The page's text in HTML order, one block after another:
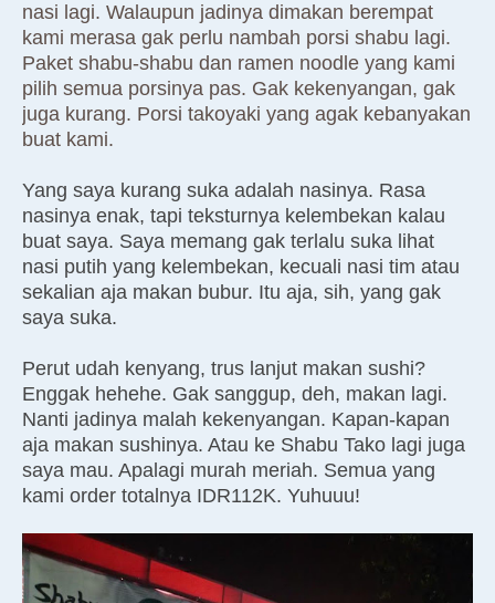
nasi lagi. Walaupun jadinya dimakan berempat
kami merasa gak perlu nambah porsi shabu lagi.
Paket shabu-shabu dan ramen noodle yang kami
pilih semua porsinya pas. Gak kekenyangan, gak
juga kurang. Porsi takoyaki yang agak kebanyakan
buat kami.
Yang saya kurang suka adalah nasinya. Rasa
nasinya enak, tapi teksturnya kelembekan kalau
buat saya. Saya memang gak terlalu suka lihat
nasi putih yang kelembekan, kecuali nasi tim atau
sekalian aja makan bubur. Itu aja, sih, yang gak
saya suka.
Perut udah kenyang, trus lanjut makan sushi?
Enggak hehehe. Gak sanggup, deh, makan lagi.
Nanti jadinya malah kekenyangan. Kapan-kapan
aja makan sushinya. Atau ke Shabu Tako lagi juga
saya mau. Apalagi murah meriah. Semua yang
kami order totalnya IDR112K. Yuhuuu!